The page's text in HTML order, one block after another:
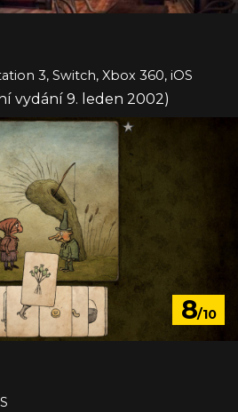
3, Switch, Xbox 360, iOS
vydání 9. leden 2002)
8/10